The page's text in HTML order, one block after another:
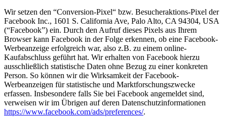
Wir setzen den “Conversion-Pixel“ bzw. Besucheraktions-Pixel der
Facebook Inc., 1601 S. California Ave, Palo Alto, CA 94304, USA
(“Facebook”) ein. Durch den Aufruf dieses Pixels aus Ihrem
Browser kann Facebook in der Folge erkennen, ob eine Facebook-
Werbeanzeige erfolgreich war, also z.B. zu einem online-
Kaufabschluss geführt hat. Wir erhalten von Facebook hierzu
ausschließlich statistische Daten ohne Bezug zu einer konkreten
Person. So können wir die Wirksamkeit der Facebook-
Werbeanzeigen für statistische und Marktforschungszwecke
erfassen. Insbesondere falls Sie bei Facebook angemeldet sind,
verweisen wir im Übrigen auf deren Datenschutzinformationen
https://www.facebook.com/ads/preferences/.